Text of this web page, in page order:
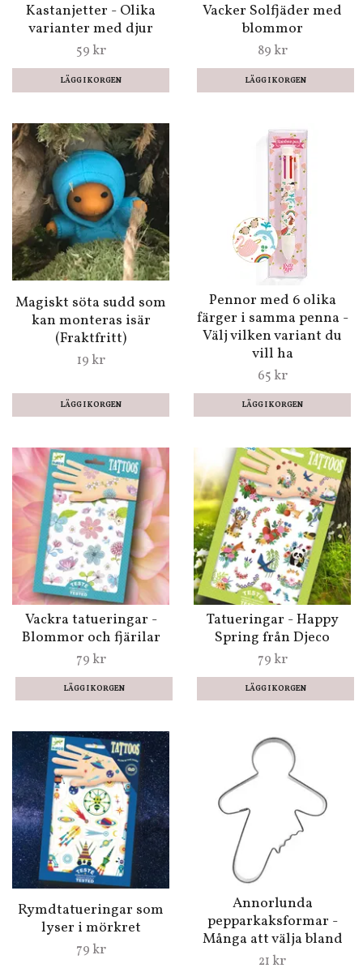
Kastanjetter - Olika
varianter med djur
59 kr
LÄGG I KORGEN
Vacker Solfjäder med
blommor
89 kr
Magiskt söta sudd som
kan monteras isär
(Fraktfritt)
19 kr
LÄGG I KORGEN
Pennor med 6 olika
färger i samma penna -
Välj vilken variant du
vill ha
65 kr
LÄGG I KORGEN
Vackra tatueringar -
Blommor och fjärilar
79 kr
Tatueringar - Happy
Spring från Djeco
79 kr
Rymdtatueringar som
lyser i mörkret
79 kr
Annorlunda
pepparkaksformar -
Många att välja bland
21 kr